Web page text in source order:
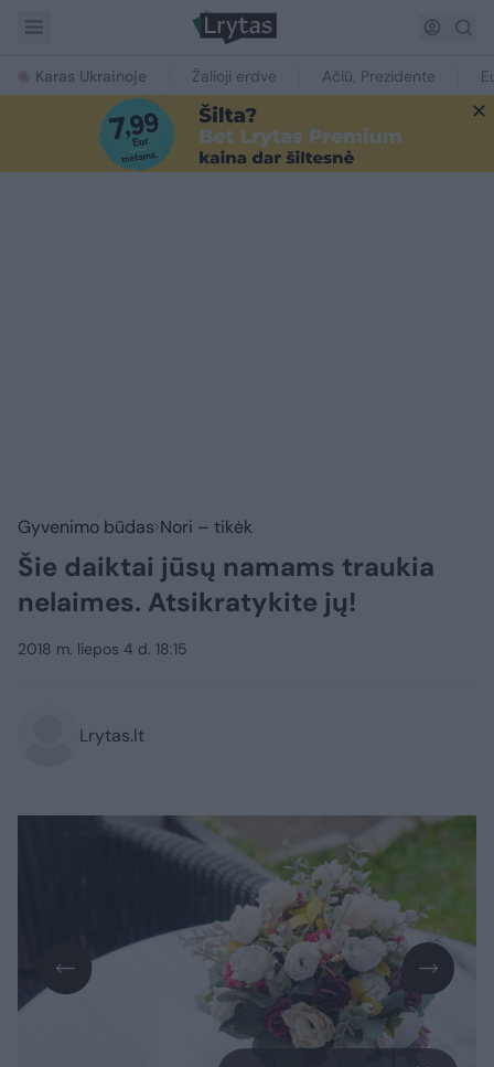
Karas Ukrainoje Žalioji erdvė Ačiū, Prezidente
Gyvenimo būdas Nori – tikėk
Šie daiktai jūsų namams traukia
nelaimes. Atsikratykite jų!
2018 m. liepos 4 d. 18:15
Lrytas.lt